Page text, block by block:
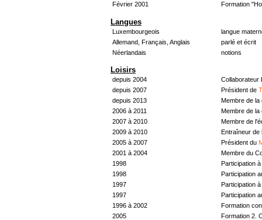
Février 2001
Formation
Langues
Luxembourgeois
langue
Allemand, Français, Anglais
parlé et écrit
Néerlandais
notions
Loisirs
depuis 2004
Collaborateur
depuis 2007
Président de
depuis 2013
Membre de
2006 à 2011
Membre de
2007 à 2010
Membre de
2009 à 2010
Entraîneur de
2005 à 2007
Président du
2001 à 2004
Membre du
1998
Participation à
1998
Participation
1997
Participation à
1997
Participation
1996 à 2002
Formation
2005
Formation 2.